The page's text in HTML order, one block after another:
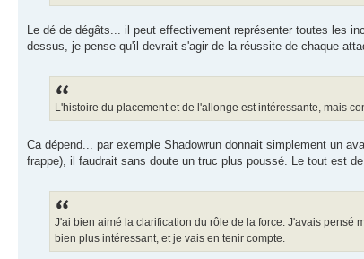
Le dé de dégâts... il peut effectivement représenter toutes les
dessus, je pense qu'il devrait s'agir de la réussite de chaque
L'histoire du placement et de l'allonge est intéressante, mais
Ca dépend... par exemple Shadowrun donnait simplement un
frappe), il faudrait sans doute un truc plus poussé. Le tout est
J'ai bien aimé la clarification du rôle de la force. J'avais pensé
bien plus intéressant, et je vais en tenir compte.